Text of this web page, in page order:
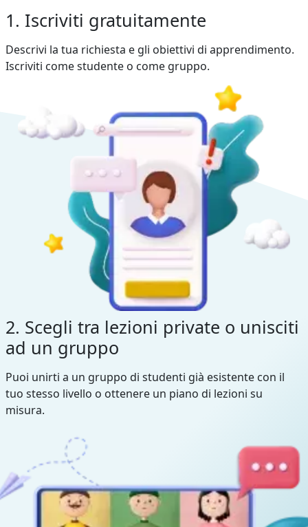
1. Iscriviti gratuitamente
Descrivi la tua richiesta e gli obiettivi di apprendimento.
Iscriviti come studente o come gruppo.
2. Scegli tra lezioni private o unisciti
ad un gruppo
Puoi unirti a un gruppo di studenti già esistente con il
tuo stesso livello o ottenere un piano di lezioni su
misura.